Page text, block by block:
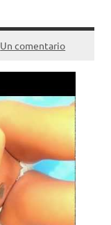
Un comentario